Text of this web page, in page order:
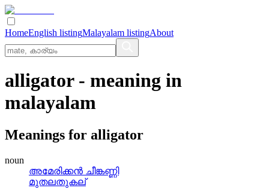
HomeEnglish listingMalayalam listingAbout
alligator- meaning in
malayalam
Meanings for alligator
noun
അമേരിക്കന്‍ ചീങ്കണ്ണി
മുതലതുകല്